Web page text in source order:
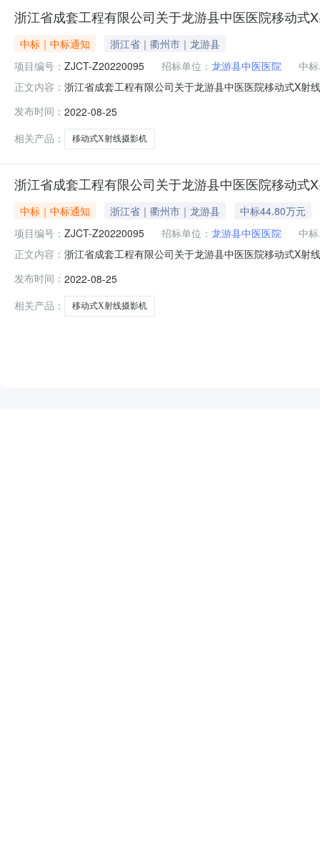
浙江省成套工程有限公司关于龙游县中医医院移动式
中标｜中标通知
浙江省｜衢州市｜龙游县
项目编号： ZJCT-Z20220095 招标单位： 龙游县中医医院
中
正文内容： 浙江省成套工程有限公司关于龙游县中医医院移动式X
总价:448000(元)上海沃阳医疗科技有限公司新杨公路
发布时间： 2022-08-25
相关产品：
移动式X射线摄影机
浙江省成套工程有限公司关于龙游县中医医院移动式
中标｜中标通知 浙江省｜衢州市｜龙游县
中标44.80万元
项目编号： ZJCT-Z20220095 招标单位： 龙游县中医医院
中
正文内容： 浙江省成套工程有限公司关于龙游县中医医院移动式X射
860号10幢2.废标结果:序号标项名称废标理由其他事项
发布时间： 2022-08-25
相关产品：
移动式X射线摄影机